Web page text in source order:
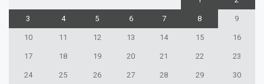
3 4 5 6 7 8 9
10 11 12 13 14 15 16
17 18 19 20 21 22 23
24 25 26 27 28 29 30